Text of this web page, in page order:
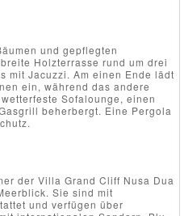
und gepflegten
Holzterrasse rund um drei
mit Jacuzzi. Am einen Ende lädt
ein, während das andere
Sofalounge, einen
beherbergt. Eine Pergola
der Villa Grand Cliff Nusa Dua
Sie sind mit
und verfügen über